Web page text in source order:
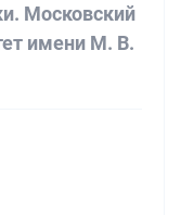
Московский
имени М. В.